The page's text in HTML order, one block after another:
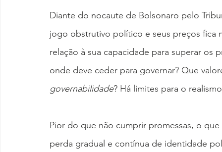
Diante do nocaute de Bolsonaro pelo
jogo obstrutivo político e seus preços fica
relação à sua capacidade para superar
onde deve ceder para governar? Que
governabilidade? Há limites para o
Pior do que não cumprir promessas, o
perda gradual e contínua de identidade